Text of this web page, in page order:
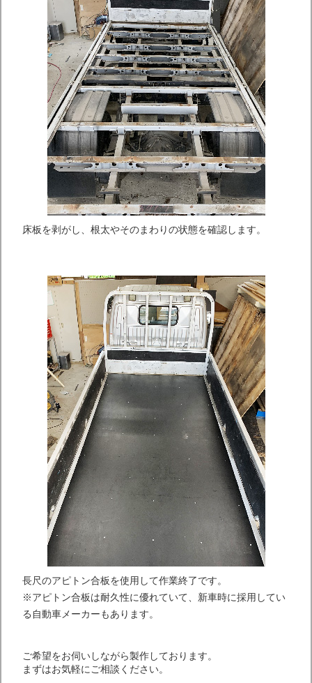
床板を剥がし、根太やそのまわりの状態を確認します。
長尺のアピトン合板を使用して作業終了です。
※アピトン合板は耐久性に優れていて、新車時に採用してい
る自動車メーカーもあります。
ご希望をお伺いしながら製作しております。
まずはお気軽にご相談ください。